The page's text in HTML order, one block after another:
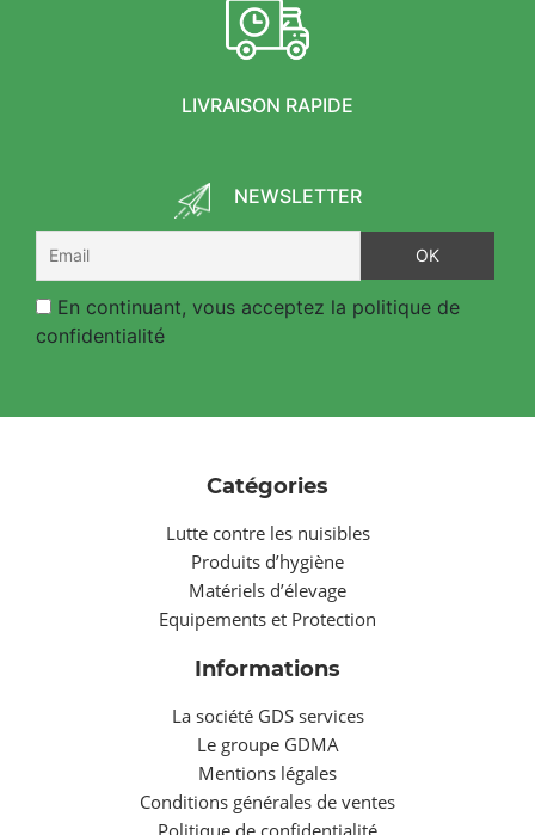
LIVRAISON RAPIDE
NEWSLETTER
En continuant, vous acceptez la politique de
confidentialité
Catégories
Lutte contre les nuisibles
Produits d’hygiène
Matériels d’élevage
Equipements et Protection
Informations
La société GDS services
Le groupe GDMA
Mentions légales
Conditions générales de ventes
Politique de confidentialité